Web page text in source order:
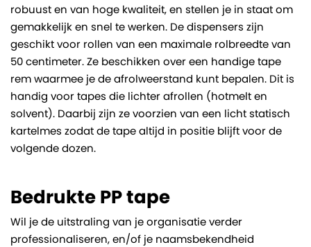
robuust en van hoge kwaliteit, en stellen je in staat om
gemakkelijk en snel te werken. De dispensers zijn
geschikt voor rollen van een maximale rolbreedte van
50 centimeter. Ze beschikken over een handige tape
rem waarmee je de afrolweerstand kunt bepalen. Dit is
handig voor tapes die lichter afrollen (hotmelt en
solvent). Daarbij zijn ze voorzien van een licht statisch
kartelmes zodat de tape altijd in positie blijft voor de
volgende dozen.
Bedrukte PP tape
Wil je de uitstraling van je organisatie verder
professionaliseren, en/of je naamsbekendheid